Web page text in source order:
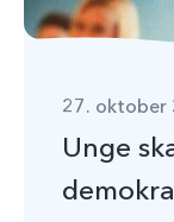
27. oktober
Unge